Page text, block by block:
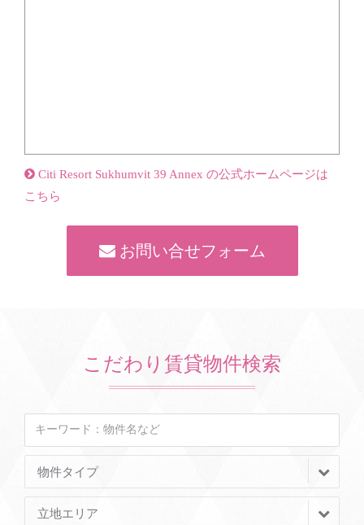
Citi Resort Sukhumvit 39 Annex の公式ホームページは
こちら
お問い合せフォーム
こだわり賃貸物件検索
物件タイプ
立地エリア